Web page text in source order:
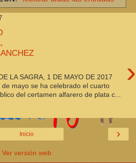
›
LA SAGRA, 1 DE MAYO DE 2017
de mayo se ha celebrado el cuarto
del certamen alfarero de plata c...
›
Inicio
Ver versión web